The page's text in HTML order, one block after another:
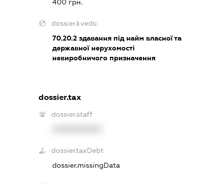
400 грн.
dossier.kveds:
70.20.2здавання під найм власної та
державної нерухомості
невиробничого призначення
dossier.tax
dossier.staff
dossier.taxDebt
dossier.missingData